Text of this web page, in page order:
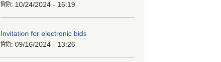
मिति: 10/24/2024 - 16:19
Invitation for electronic bids
मिति: 09/16/2024 - 13:26